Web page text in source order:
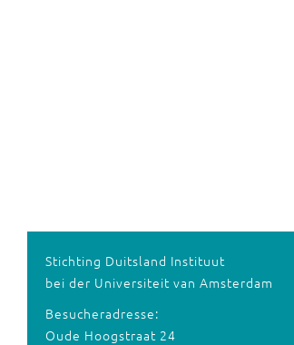
Stichting Duitsland Instituut
bei der Universiteit van Amsterdam
Besucheradresse:
Oude Hoogstraat 24